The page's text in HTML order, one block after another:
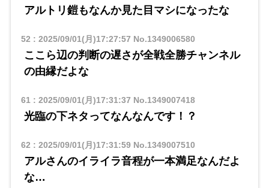
アルトリ鎧もなんか見た目マシになったな
52 : 2025/09/01(月)17:27:57 No.1349006580
ここら辺の判断の遅さが全戦全勝チャンネル
の由縁だよな
61: 2025/09/01(月)17:31:37 No.1349007418
光臨の下ネタってなんなんです！？
62 : 2025/09/01(月)17:31:59No.1349007510
アルさんのイライラ音程が一本満足なんだよ
な…